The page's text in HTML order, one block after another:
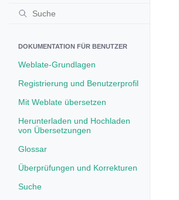
DOKUMENTATION FÜR BENUTZER
Weblate-Grundlagen
Registrierung und Benutzerprofil
Mit Weblate übersetzen
Herunterladen und Hochladen
von Übersetzungen
Glossar
Überprüfungen und Korrekturen
Suche